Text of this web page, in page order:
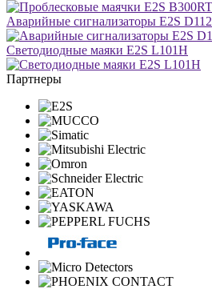
Аварийные сигнализаторы E2S D112
Светодиодные маяки E2S L101H
Партнеры